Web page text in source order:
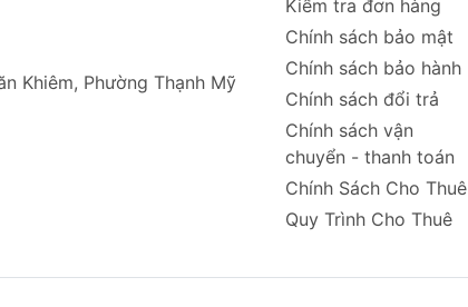
Khiêm, Phường Thạnh Mỹ
Kiểm tra đơn hàng
Chính sách bảo mật
Chính sách bảo hành
Chính sách đổi trả
Chính sách vận
chuyển - thanh toán
Chính Sách Cho Thuê
Quy Trình Cho Thuê